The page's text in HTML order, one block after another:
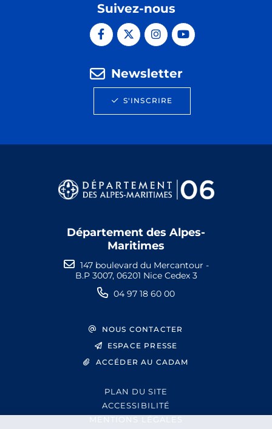
Suivez-nous
Newsletter
S'INSCRIRE
Département des Alpes-
Maritimes
147 boulevard du Mercantour -
B.P 3007, 06201 Nice Cedex 3
04 97 18 60 00
NOUS CONTACTER
ESPACE PRESSE
ACCÉDER AU CADAM
PLAN DU SITE
ACCESSIBILITÉ
MENTIONS LÉGALES